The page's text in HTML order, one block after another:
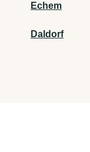
Echem
Daldorf